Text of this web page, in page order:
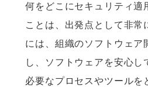
何をどこにセキュリティ適
ことは、出発点として非常
には、組織のソフトウェア
し、ソフトウェアを安心し
必要なプロセスやツールを